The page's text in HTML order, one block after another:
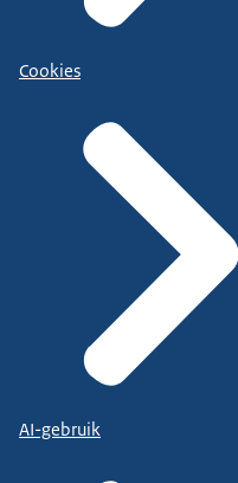
Cookies
AI-gebruik